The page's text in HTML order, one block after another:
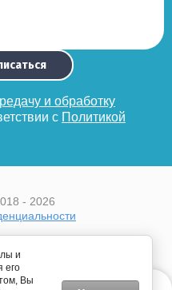
и обработку
с Политикой
- 2026
и метаданные. Продолжая
и
его
Вы